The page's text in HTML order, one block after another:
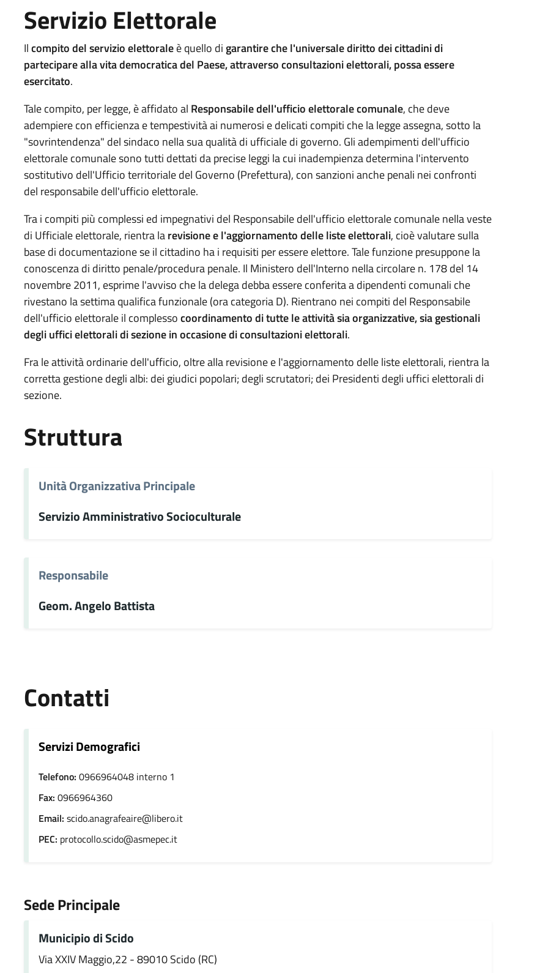
Servizio Elettorale
Ilcompito del servizio elettoraleè quello di garantire che l'universale diritto dei cittadini di
partecipare alla vita democratica del Paese, attraverso consultazioni elettorali, possa essere
esercitato.
Tale compito, per legge, è affidato al Responsabile dell'ufficio elettorale comunale, che deve
adempiere con efficienza e tempestività ai numerosi e delicati compiti che la legge assegna, sotto la
"sovrintendenza" del sindaco nella sua qualità di ufficiale di governo. Gli adempimenti dell'ufficio
elettorale comunale sono tutti dettati da precise leggi la cui inadempienza determina l'intervento
sostitutivo dell'Ufficio territoriale del Governo (Prefettura), con sanzioni anche penali nei confronti
del responsabile dell'ufficio elettorale.
Tra i compiti più complessi ed impegnativi del Responsabile dell'ufficio elettorale comunale nella veste
di Ufficiale elettorale, rientra larevisione e l'aggiornamento delle liste elettorali, cioè valutare sulla
base di documentazione se il cittadino ha i requisiti per essere elettore. Tale funzione presuppone la
conoscenza di diritto penale/procedura penale. Il Ministero dell'Interno nella circolare n. 178 del 14
novembre 2011, esprime l'avviso che la delega debba essere conferita a dipendenti comunali che
rivestano la settima qualifica funzionale (ora categoria D). Rientrano nei compiti del Responsabile
dell'ufficio elettorale il complessocoordinamento di tutte le attività sia organizzative, sia gestionali
degli uffici elettoralidi sezione in occasione di consultazioni elettorali.
Fra le attività ordinarie dell'ufficio, oltre alla revisione e l'aggiornamento delle liste elettorali, rientra la
corretta gestione degli albi: dei giudici popolari; degli scrutatori; dei Presidenti degli uffici elettorali di
sezione.
Struttura
Unità Organizzativa Principale
Servizio Amministrativo Socioculturale
Responsabile
Geom. Angelo Battista
Contatti
Servizi Demografici
Telefono: 0966964048 interno 1
Fax: 0966964360
Email: scido.anagrafeaire@libero.it
PEC: protocollo.scido@asmepec.it
Sede Principale
Municipio di Scido
Via XXIV Maggio,22 - 89010 Scido (RC)